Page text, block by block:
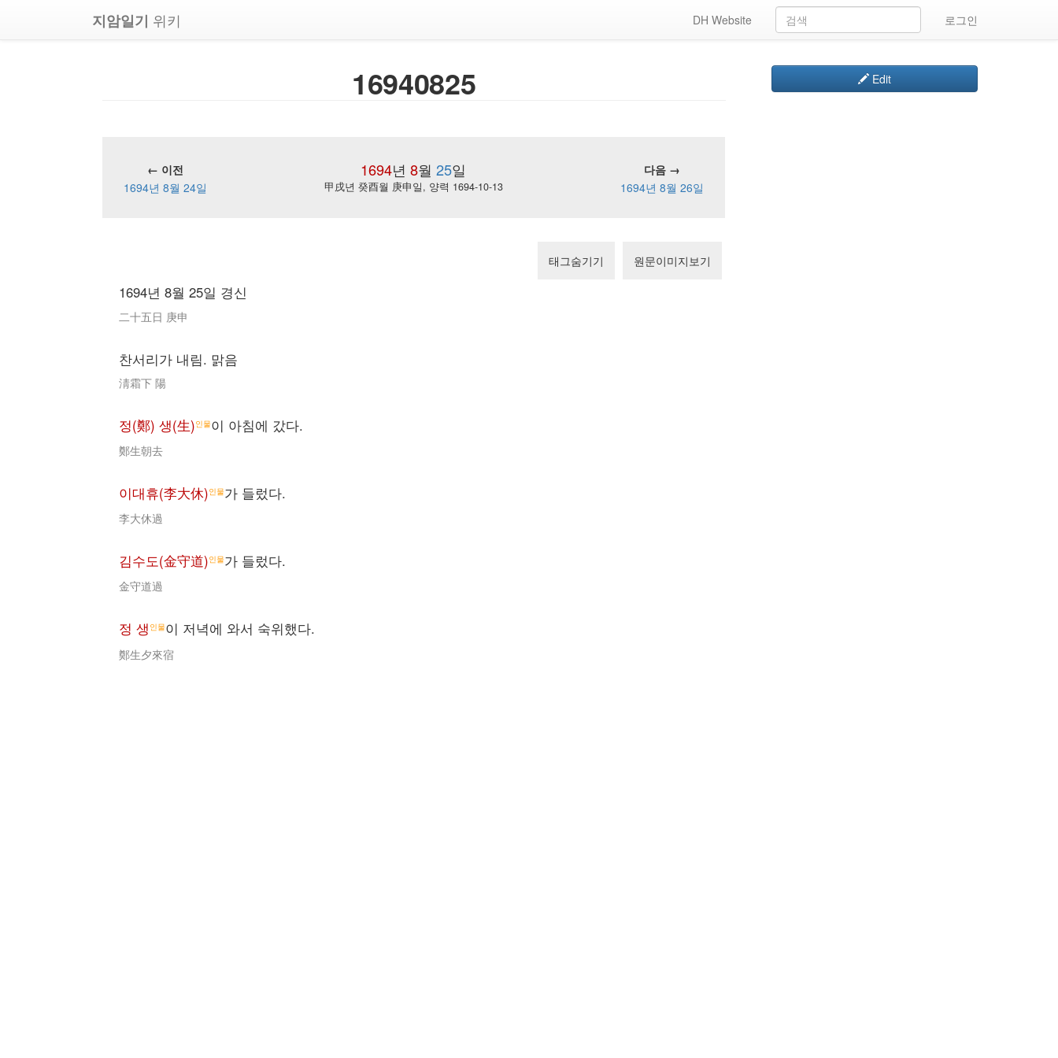
지암일기 위키 로그인
DH Website
16940825
1694년 8월 25일
← 이전
다음 →
1694년 8월 24일
甲戌년 癸酉월 庚申일, 양력 1694-10-13 1694년 8월 26일
태그숨기기 원문이미지보기
1694년 8월 25일 경신
二十五日 庚申
찬서리가 내림. 맑음
淸霜下 陽
정(鄭) 생(生)인물이 아침에 갔다.
鄭生朝去
이대휴(李大休)인물가 들렀다.
李大休過
김수도(金守道)인물가 들렀다.
金守道過
정 생 인물이 저녁에 와서 숙위했다.
鄭生夕來宿
Edit